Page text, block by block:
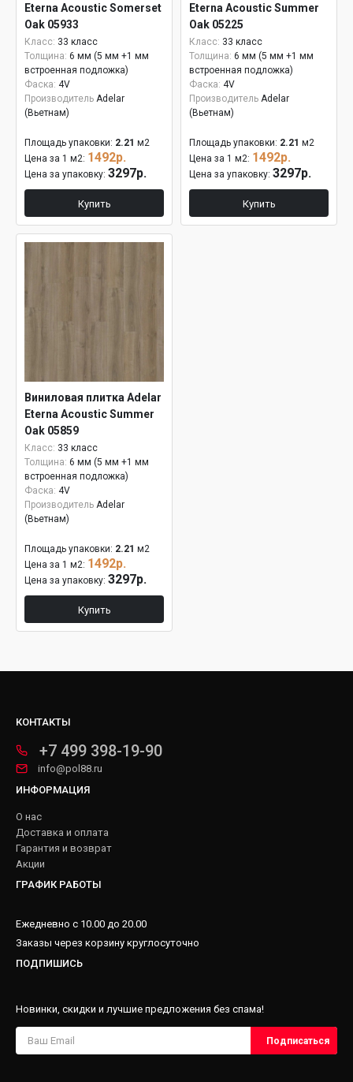
Eterna Acoustic Somerset
Oak 05933
Класс: 33 класс
Толщина: 6 мм (5 мм +1 мм
встроенная подложка)
Фаска: 4V
Производитель Adelar
(Вьетнам)
Площадь упаковки: 2.21 м2
Цена за 1 м2: 1492р.
Цена за упаковку: 3297р.
Купить
Eterna Acoustic Summer
Oak 05225
Класс: 33 класс
Толщина: 6 мм (5 мм +1 мм
встроенная подложка)
Фаска: 4V
Производитель Adelar
(Вьетнам)
Площадь упаковки: 2.21 м2
Цена за 1 м2: 1492р.
Цена за упаковку: 3297р.
Купить
Виниловая плитка Adelar
Eterna Acoustic Summer
Oak 05859
Класс: 33 класс
Толщина: 6 мм (5 мм +1 мм
встроенная подложка)
Фаска: 4V
Производитель Adelar
(Вьетнам)
Площадь упаковки: 2.21 м2
Цена за 1 м2: 1492р.
Цена за упаковку: 3297р.
Купить
КОНТАКТЫ
+7 499 398-19-90
info@pol88.ru
ИНФОРМАЦИЯ
О нас
Доставка и оплата
Гарантия и возврат
Акции
ГРАФИК РАБОТЫ
Ежедневно с 10.00 до 20.00
Заказы через корзину круглосуточно
ПОДПИШИСЬ
Новинки, скидки и лучшие предложения без спама!